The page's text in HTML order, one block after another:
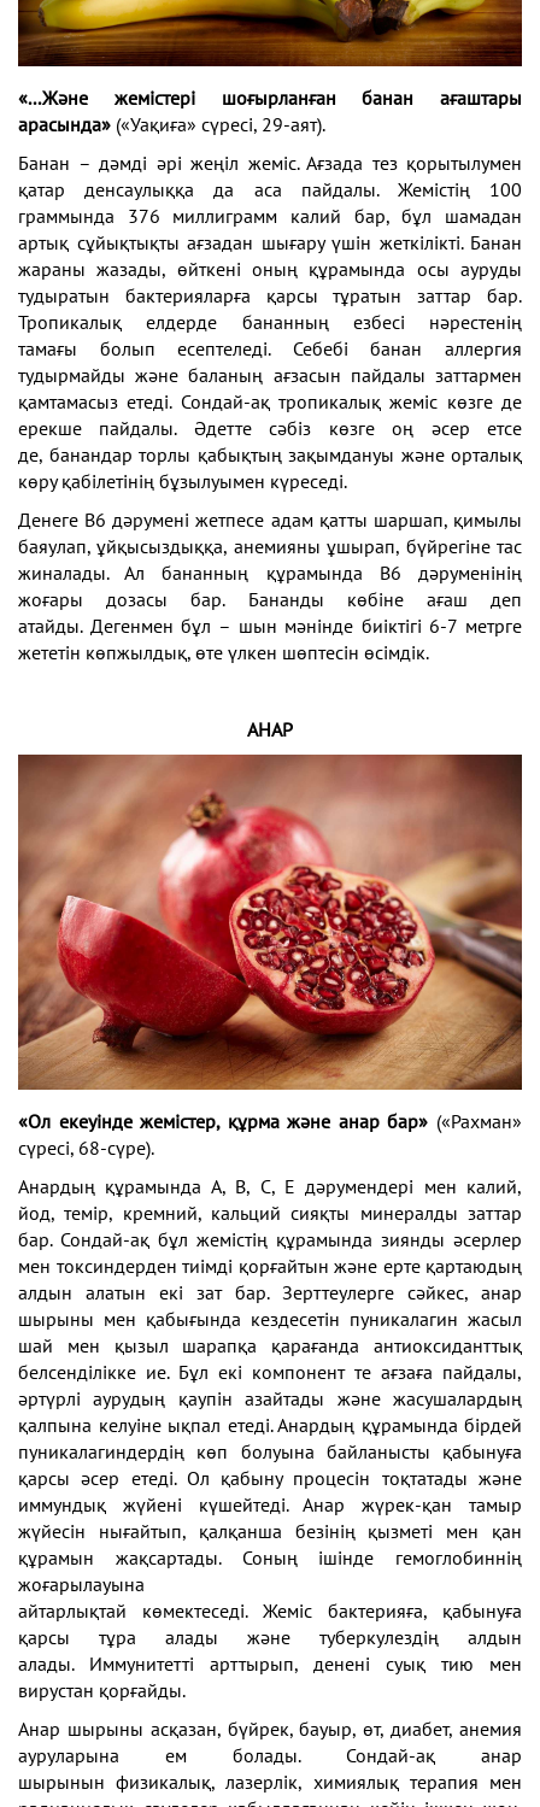
«...Және жемістері шоғырланған банан ағаштары
арасында» («Уақиға» сүресі, 29-аят).
Банан – дәмді әрі жеңіл жеміс. Ағзада тез қорытылумен
қатар денсаулыққа да аса пайдалы. Жемістің 100
граммында 376 миллиграмм калий бар, бұл шамадан
артық сұйықтықты ағзадан шығару үшін жеткілікті. Банан
жараны жазады, өйткені оның құрамында осы ауруды
тудыратын бактерияларға қарсы тұратын заттар бар.
Тропикалық елдерде бананның езбесі нәрестенің
тамағы болып есептеледі. Себебі банан аллергия
тудырмайды және баланың ағзасын пайдалы заттармен
қамтамасыз етеді. Сондай-ақ тропикалық жеміс көзге де
ерекше пайдалы. Әдетте сәбіз көзге оң әсер етсе
де, банандар торлы қабықтың зақымдануы және орталық
көру қабілетінің бұзылуымен күреседі.
Денеге В6 дәрумені жетпесе адам қатты шаршап, қимылы
баяулап, ұйқысыздыққа, анемияны ұшырап, бүйрегіне тас
жиналады. Ал бананның құрамында В6 дәруменінің
жоғары дозасы бар. Бананды көбіне ағаш деп
атайды. Дегенмен бұл – шын мәнінде биіктігі 6-7 метрге
жететін көпжылдық, өте үлкен шөптесін өсімдік.
АНАР
«Ол екеуінде жемістер, құрма және анар бар» («Рахман»
сүресі, 68-сүре).
Анардың құрамында А, В, С, Е дәрумендері мен калий,
йод, темір, кремний, кальций сияқты минералды заттар
бар. Сондай-ақ бұл жемістің құрамында зиянды әсерлер
мен токсиндерден тиімді қорғайтын және ерте қартаюдың
алдын алатын екі зат бар. Зерттеулерге сәйкес, анар
шырыны мен қабығында кездесетін пуникалагин жасыл
шай мен қызыл шарапқа қарағанда антиоксиданттық
белсенділікке ие. Бұл екі компонент те ағзаға пайдалы,
әртүрлі аурудың қаупін азайтады және жасушалардың
қалпына келуіне ықпал етеді. Анардың құрамында бірдей
пуникалагиндердің көп болуына байланысты қабынуға
қарсы әсер етеді. Ол қабыну процесін тоқтатады және
иммундық жүйені күшейтеді. Анар жүрек-қан тамыр
жүйесін нығайтып, қалқанша безінің қызметі мен қан
құрамын жақсартады. Соның ішінде гемоглобиннің
жоғарылауына
айтарлықтай көмектеседі. Жеміс бактерияға, қабынуға
қарсы тұра алады және туберкулездің алдын
алады. Иммунитетті арттырып, денені суық тию мен
вирустан қорғайды.
Анар шырыны асқазан, бүйрек, бауыр, өт, диабет, анемия
ауруларына ем болады. Сондай-ақ анар
шырынын физикалық, лазерлік, химиялық терапия мен